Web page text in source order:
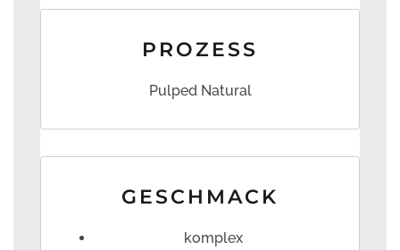
PROZESS
Pulped Natural
GESCHMACK
komplex